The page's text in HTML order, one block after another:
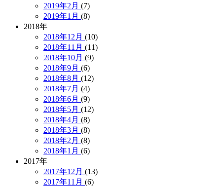
2019年2月 (7)
2019年1月 (8)
2018年
2018年12月 (10)
2018年11月 (11)
2018年10月 (9)
2018年9月 (6)
2018年8月 (12)
2018年7月 (4)
2018年6月 (9)
2018年5月 (12)
2018年4月 (8)
2018年3月 (8)
2018年2月 (8)
2018年1月 (6)
2017年
2017年12月 (13)
2017年11月 (6)